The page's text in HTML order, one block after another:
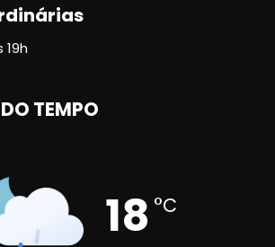
TEMPO
18 °C